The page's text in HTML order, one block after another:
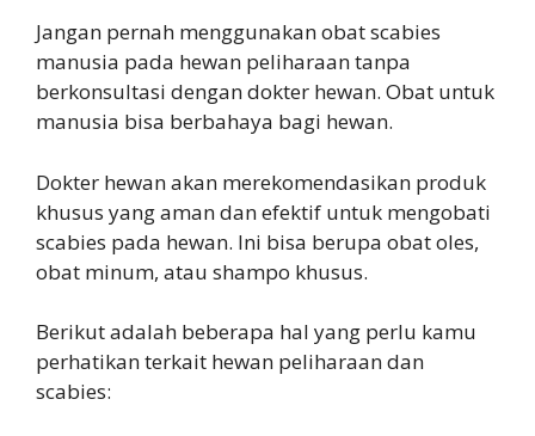
Jangan pernah menggunakan obat scabies
manusia pada hewan peliharaan tanpa
berkonsultasi dengan dokter hewan. Obat untuk
manusia bisa berbahaya bagi hewan.
Dokter hewan akan merekomendasikan produk
khusus yang aman dan efektif untuk mengobati
scabies pada hewan. Ini bisa berupa obat oles,
obat minum, atau shampo khusus.
Berikut adalah beberapa hal yang perlu kamu
perhatikan terkait hewan peliharaan dan
scabies: